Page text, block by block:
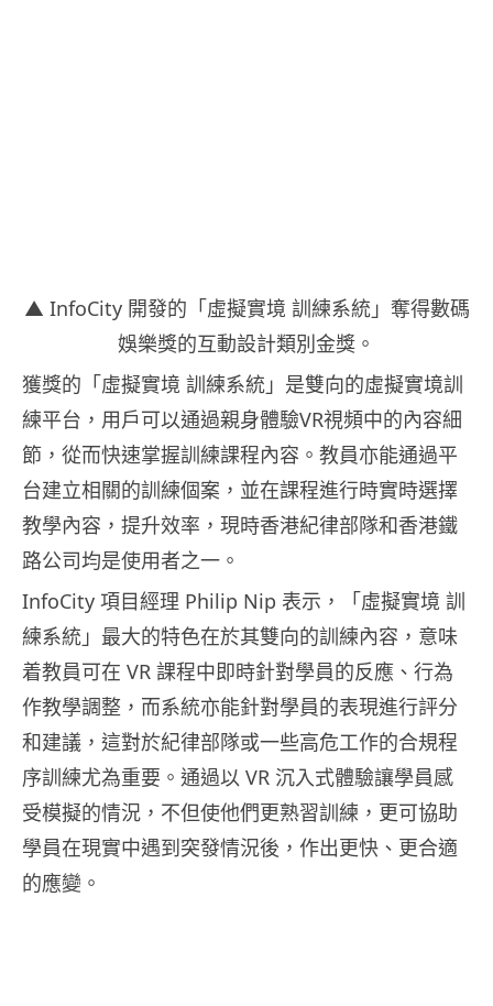
▲ InfoCity 開發的「虛擬實境 訓練系統」奪得數碼
娛樂獎的互動設計類別金獎。
獲獎的「虛擬實境 訓練系統」是雙向的虛擬實境訓
練平台，用戶可以通過親身體驗VR視頻中的內容細
節，從而快速掌握訓練課程內容。教員亦能通過平
台建立相關的訓練個案，並在課程進行時實時選擇
教學內容，提升效率，現時香港紀律部隊和香港鐵
路公司均是使用者之一。
InfoCity 項目經理 Philip Nip 表示，「虛擬實境 訓
練系統」最大的特色在於其雙向的訓練內容，意味
着教員可在 VR 課程中即時針對學員的反應、行為
作教學調整，而系統亦能針對學員的表現進行評分
和建議，這對於紀律部隊或一些高危工作的合規程
序訓練尤為重要。通過以 VR 沉入式體驗讓學員感
受模擬的情況，不但使他們更熟習訓練，更可協助
學員在現實中遇到突發情況後，作出更快、更合適
的應變。